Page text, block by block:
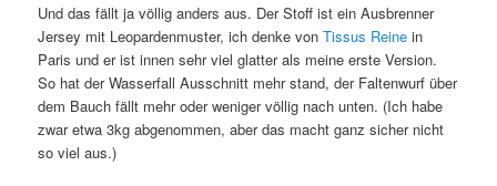
Und das fällt ja völlig anders aus. Der Stoff ist ein Ausbrenner
Jersey mit Leopardenmuster, ich denke vonTissus Reine in
Paris und er ist innen sehr viel glatter als meine erste Version.
So hat der Wasserfall Ausschnitt mehr stand, der Faltenwurf über
dem Bauch fällt mehr oder weniger völlig nach unten. (Ich habe
zwar etwa 3kg abgenommen, aber das macht ganz sicher nicht
so viel aus.)